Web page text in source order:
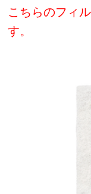
こちらのフィ
す。